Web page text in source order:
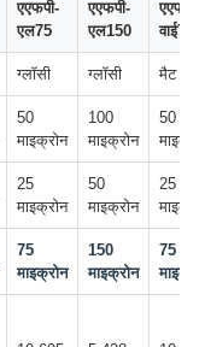
एएफपी-
एल75
एएफपी-
एल150
वाई75
ग्लॉसी ग्लॉसी मैट
50
माइक्रोन
100
माइक्रोन
50
25
माइक्रोन
50
माइक्रोन
25
75
माइक्रोन
150
माइक्रोन
75